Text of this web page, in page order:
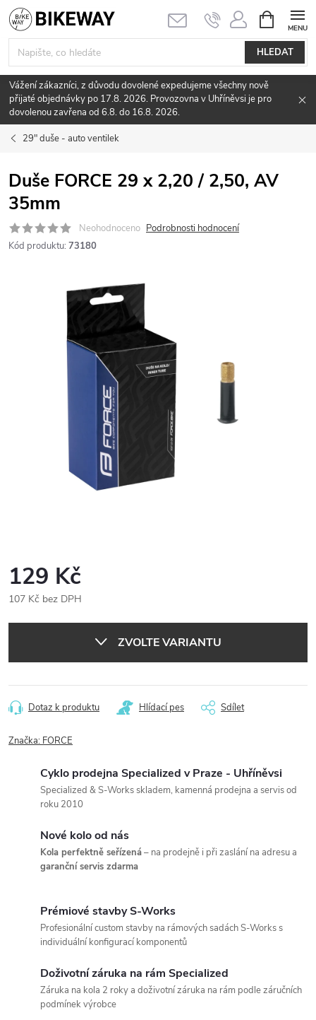
Přejít
na
obsah
HLEDAT
NÁKUPNÍ
KOŠÍK
Vážení zákazníci, z důvodu dovolené expedujeme všechny nově
přijaté objednávky po 17.8. 2026. Provozovna v Uhříněvsi je pro
dovolenou zavřena od 6.8. do 16.8. 2026.
29" duše - auto ventilek
Duše FORCE 29 x 2,20 / 2,50, AV
35mm
Neohodnoceno Podrobnosti hodnocení
Kód produktu: 73180
129 Kč
107 Kč bez DPH
ZVOLTE VARIANTU
Dotaz k produktu Hlídací pes Sdílet
Značka: FORCE
Cyklo prodejna Specialized v Praze - Uhříněvsi
Specialized & S-Works skladem, kamenná prodejna a servis od
roku 2010
Nové kolo od nás
Kola perfektně seřízená– na prodejně i při zaslání na adresu a
garanční servis zdarma
Prémiové stavby S-Works
Profesionální custom stavby na rámových sadách S-Works s
individuální konfigurací komponentů
Doživotní záruka na rám Specialized
Záruka na kola 2 roky a doživotní záruka na rám podle záručních
podmínek výrobce